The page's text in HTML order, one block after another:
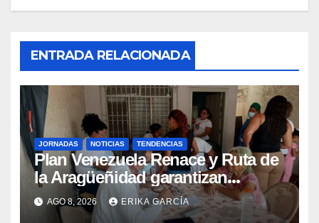
ENTRADA RELACIONADA
JORNADAS NOTICIAS TENDENCIAS
Plan Venezuela Renace y Ruta de
la Aragüeñidad garantizan
atención médica integral en
Aragua
AGO 8, 2026 ERIKA GARCÍA